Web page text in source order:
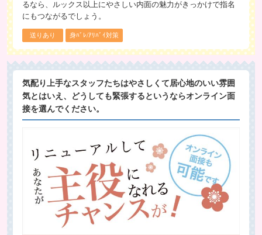
るなら、ルックス以上にやさしい内面の魅力がきっかけで指名
にもつながるでしょう。
送りあり 身ﾊﾞﾚ/ｱﾘﾊﾞｲ対策
気配り上手なスタッフたちはやさしくて居心地のいい雰囲
気とはいえ、どうしても緊張するというならオンライン面
接を選んでください。